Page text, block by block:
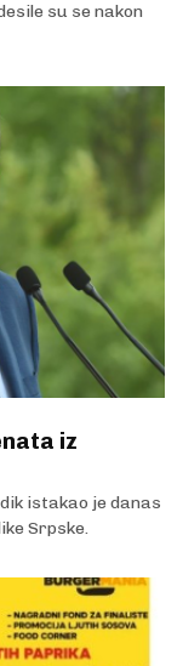
su se nakon
iz
istakao je danas
Srpske.